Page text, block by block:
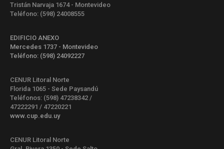
Tristán Narvaja 1674 - Montevideo
Teléfono: (598) 24008555
EDIFICIO ANEXO
Mercedes 1737 - Montevideo
Teléfono: (598) 24092227
CENUR Litoral Norte
Florida 1065 - Sede Paysandú
Teléfonos: (598) 47238342 /
47222291 / 47220221
www.cup.edu.uy
CENUR Litoral Norte